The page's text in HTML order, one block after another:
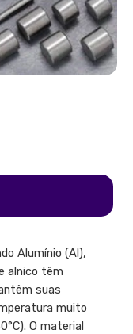
Alumínio (Al),
alnico têm
suas
muito
O material